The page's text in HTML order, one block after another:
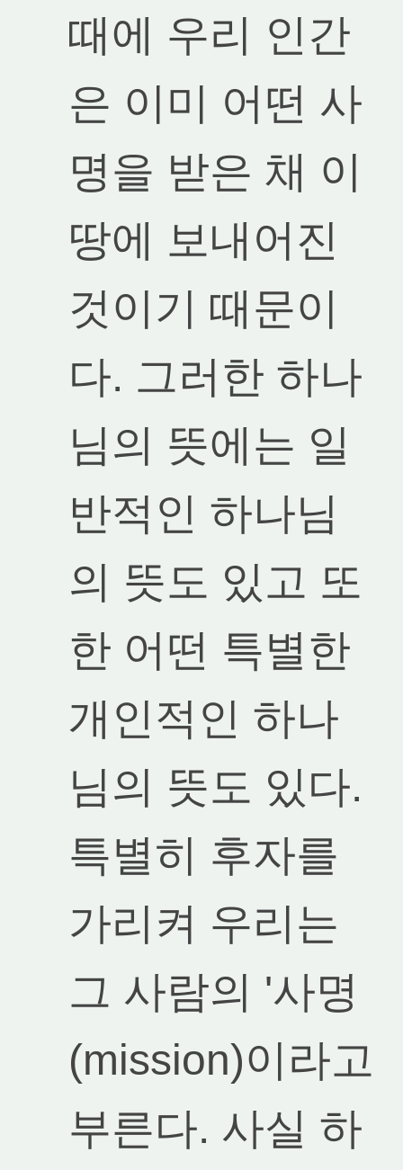
때에 우리 인간
은 이미 어떤 사
명을 받은 채 이
땅에 보내어진
것이기 때문이
다. 그러한 하나
님의 뜻에는 일
반적인 하나님
의 뜻도 있고 또
한 어떤 특별한
개인적인 하나
님의 뜻도 있다.
특별히 후자를
가리켜 우리는
그 사람의 '사명
(mission)이라고
부른다. 사실 하